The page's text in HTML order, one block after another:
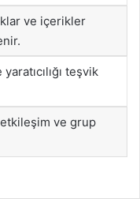
ve içerikler
teşvik
ve grup